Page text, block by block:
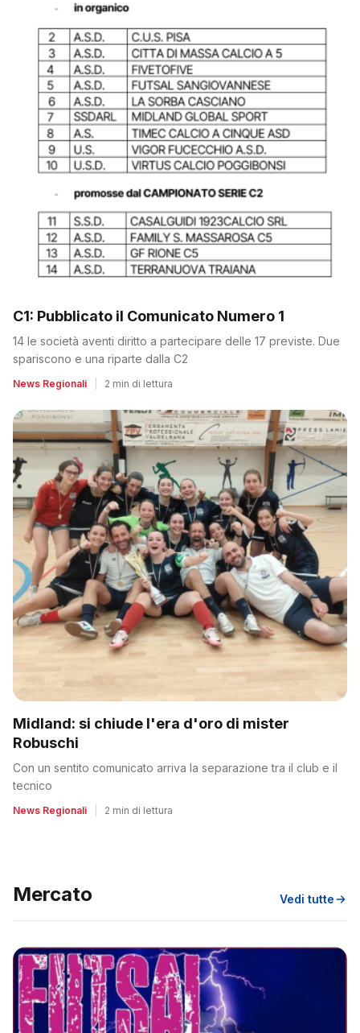
C1: Pubblicato il Comunicato Numero 1
14 le società aventi diritto a partecipare delle 17 previste. Due
spariscono e una riparte dalla C2
News Regionali 2 min di lettura
Midland: si chiude l'era d'oro di mister
Robuschi
Con un sentito comunicato arriva la separazione tra il club e il
tecnico
News Regionali 2 min di lettura
Mercato Vedi tutte